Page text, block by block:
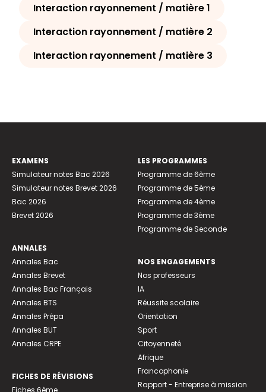
Interaction rayonnement / matière 1
Interaction rayonnement / matière 2
Interaction rayonnement / matière 3
EXAMENS
Simulateur notes Bac 2026
Simulateur notes Brevet 2026
Bac 2026
Brevet 2026
ANNALES
Annales Bac
Annales Brevet
Annales Bac Français
Annales BTS
Annales Prépa
Annales BUT
Annales CRPE
FICHES DE RÉVISIONS
Fiches 6ème
LES PROGRAMMES
Programme de 6ème
Programme de 5ème
Programme de 4ème
Programme de 3ème
Programme de Seconde
NOS ENGAGEMENTS
Nos professeurs
IA
Réussite scolaire
Orientation
Sport
Citoyenneté
Afrique
Francophonie
Rapport - Entreprise à mission